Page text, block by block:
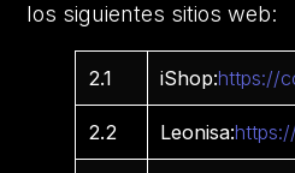
los siguientes sitios web:
2.1 iShop:https://
2.2 Leonisa: